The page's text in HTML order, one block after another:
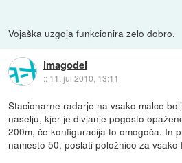
Vojaška uzgoja funkcionira zelo dobro.
imagodei
:: 11. jul 2010, 13:11
Stacionarne radarje na vsako malce
naselju, kjer je divjanje pogosto
200m, če konfiguracija to omogoča. In
namesto 50, poslati položnico za